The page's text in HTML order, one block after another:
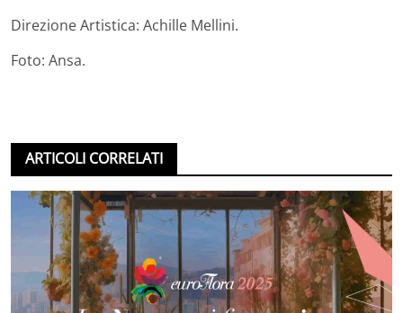
Direzione Artistica: Achille Mellini.
Foto: Ansa.
ARTICOLI CORRELATI